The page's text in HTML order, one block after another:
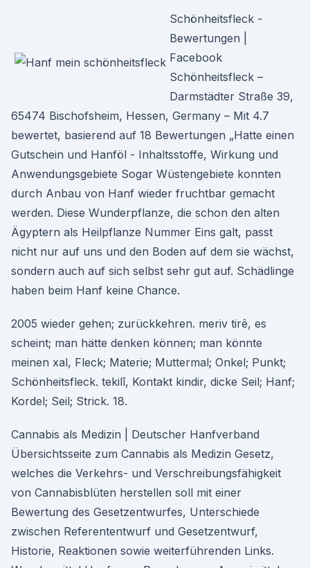
Schönheitsfleck -
Bewertungen |
Facebook
Schönheitsfleck –
Darmstädter Straße 39,
65474 Bischofsheim, Hessen, Germany – Mit 4.7
bewertet, basierend auf 18 Bewertungen „Hatte einen
Gutschein und Hanföl - Inhaltsstoffe, Wirkung und
Anwendungsgebiete Sogar Wüstengebiete konnten
durch Anbau von Hanf wieder fruchtbar gemacht
werden. Diese Wunderpflanze, die schon den alten
Ägyptern als Heilpflanze Nummer Eins galt, passt
nicht nur auf uns und den Boden auf dem sie wächst,
sondern auch auf sich selbst sehr gut auf. Schädlinge
haben beim Hanf keine Chance.
2005 wieder gehen; zurückkehren. meriv tirê, es
scheint; man hätte denken können; man könnte
meinen xal, Fleck; Materie; Muttermal; Onkel; Punkt;
Schönheitsfleck. tekilî, Kontakt kindir, dicke Seil; Hanf;
Kordel; Seil; Strick. 18.
Cannabis als Medizin | Deutscher Hanfverband
Übersichtsseite zum Cannabis als Medizin Gesetz,
welches die Verkehrs- und Verschreibungsfähigkeit
von Cannabisblüten herstellen soll mit einer
Bewertung des Gesetzentwurfes, Unterschiede
zwischen Referententwurf und Gesetzentwurf,
Historie, Reaktionen sowie weiterführenden Links.